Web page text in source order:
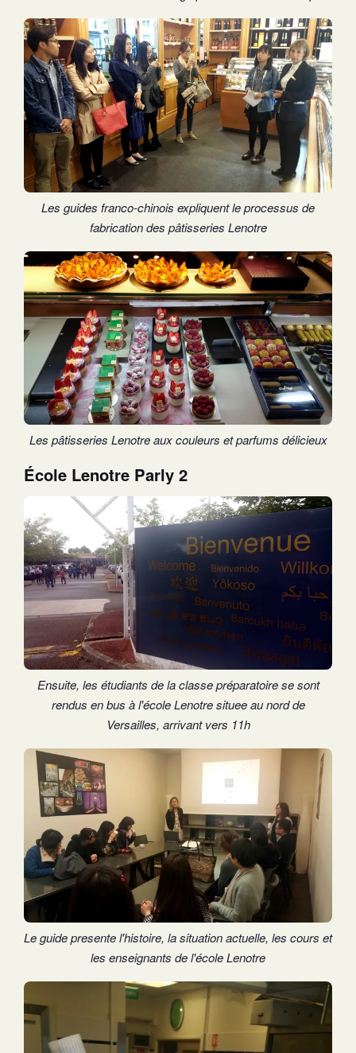
Les guides franco-chinois expliquent le processus de
fabrication des pâtisseries Lenotre
Les pâtisseries Lenotre aux couleurs et parfums délicieux
École Lenotre Parly 2
Ensuite, les étudiants de la classe préparatoire se sont
rendus en bus à l'école Lenotre situee au nord de
Versailles, arrivant vers 11h
Le guide presente l'histoire, la situation actuelle, les cours et
les enseignants de l'école Lenotre